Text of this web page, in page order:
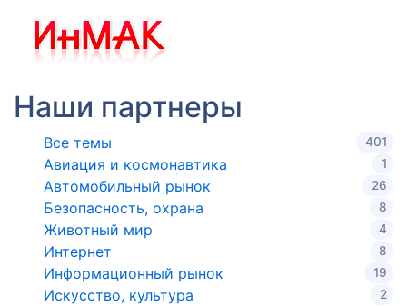
Наши партнеры
Все темы 401
Авиация и космонавтика 1
Автомобильный рынок 26
Безопасность, охрана 8
Животный мир 4
Интернет 8
Информационный рынок 19
Искусство, культура 2